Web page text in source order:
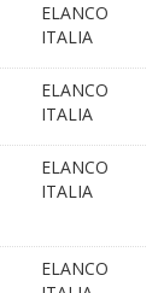
ELANCO
ITALIA
ELANCO
ITALIA
ELANCO
ITALIA
ELANCO